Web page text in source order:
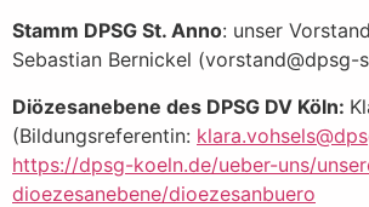
Stamm DPSG St. Anno: unser
Sebastian Bernickel (vorstand@dpsg-
Diözesanebene des DPSG DV Köln:
(Bildungsreferentin:
https://dpsg-koeln.de/ueber-uns/
dioezesanebene/dioezesanbuero